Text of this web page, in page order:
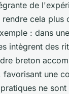
de
cela plus
: dans
intègrent des
breton
favorisant une
ne